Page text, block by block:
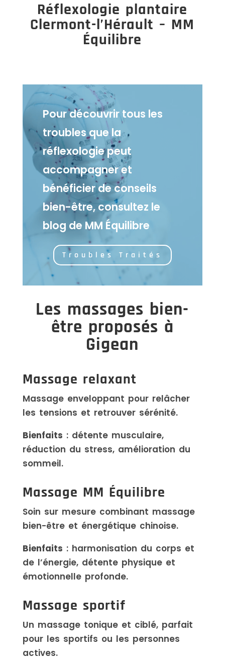
Réflexologie plantaire
Clermont-l’Hérault – MM
Équilibre
Pour découvrir tous les
troubles que la
réflexologie peut
accompagner et
bénéficier de conseils
bien-être, consultez le
blog de MM Équilibre
Troubles Traités
Les massages bien-
être proposés à
Gigean
Massage relaxant
Massage enveloppant pour relâcher
les tensions et retrouver sérénité.
Bienfaits : détente musculaire,
réduction du stress, amélioration du
sommeil.
Massage MM Équilibre
Soin sur mesure combinant massage
bien-être et énergétique chinoise.
Bienfaits : harmonisation du corps et
de l’énergie, détente physique et
émotionnelle profonde.
Massage sportif
Un massage tonique et ciblé, parfait
pour les sportifs ou les personnes
actives.